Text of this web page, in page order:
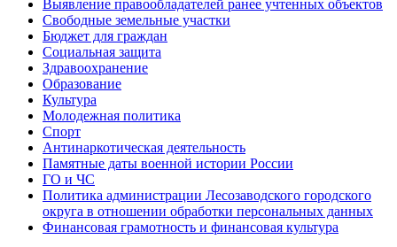
Выявление правообладателей ранее учтенных объектов
Свободные земельные участки
Бюджет для граждан
Социальная защита
Здравоохранение
Образование
Культура
Молодежная политика
Спорт
Антинаркотическая деятельность
Памятные даты военной истории России
ГО и ЧС
Политика администрации Лесозаводского городского
округа в отношении обработки персональных данных
Финансовая грамотность и финансовая культура